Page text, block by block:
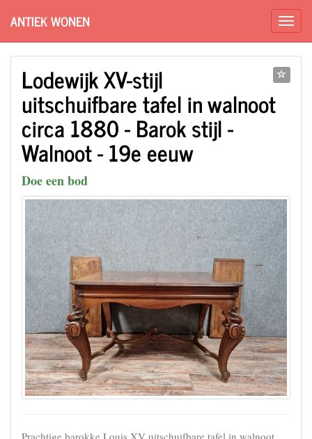
ANTIEK WONEN
Lodewijk XV-stijl
uitschuifbare tafel in walnoot
circa 1880 - Barok stijl -
Walnoot - 19e eeuw
Doe een bod
Prachtige barokke Louis XV uitschuifbare tafel in walnoot